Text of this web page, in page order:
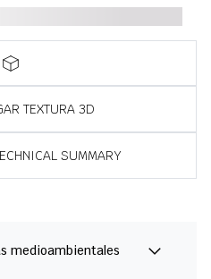
TEXTURA 3D
SUMMARY
medioambientales